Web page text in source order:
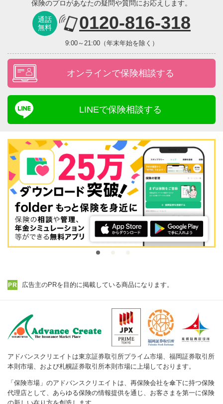
保険のプロがあなたの疑問や質問にお応えします。
通話
無料
0120-816-318
9:00～21:00（年末年始を除く）
オンラインで保険相談する
LINEで保険相談する
広告主のPRを目的に掲載している商品になります。
アドバンスクリエイトは東京証券取引所プライム市場、福岡証券取引所
本則市場、および札幌証券取引所本則市場に上場しております。
「保険市場」のアドバンスクリエイトは、再保険会社を傘下に持つ保険
代理店として、あらゆる保険の情報提供を通じ、お客さまを第一に保険